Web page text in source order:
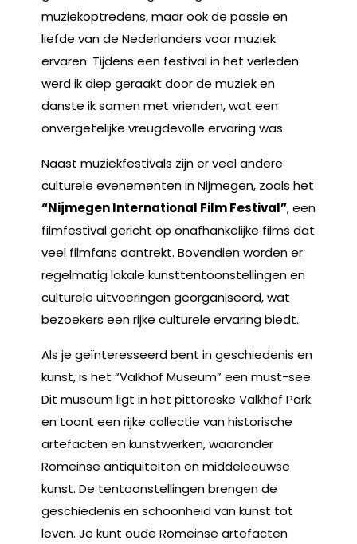
muziekoptredens, maar ook de passie en
liefde van de Nederlanders voor muziek
ervaren. Tijdens een festival in het verleden
werd ik diep geraakt door de muziek en
danste ik samen met vrienden, wat een
onvergetelijke vreugdevolle ervaring was.
Naast muziekfestivals zijn er veel andere
culturele evenementen in Nijmegen, zoals het
“Nijmegen International Film Festival”, een
filmfestival gericht op onafhankelijke films dat
veel filmfans aantrekt. Bovendien worden er
regelmatig lokale kunsttentoonstellingen en
culturele uitvoeringen georganiseerd, wat
bezoekers een rijke culturele ervaring biedt.
Als je geïnteresseerd bent in geschiedenis en
kunst, is het “Valkhof Museum” een must-see.
Dit museum ligt in het pittoreske Valkhof Park
en toont een rijke collectie van historische
artefacten en kunstwerken, waaronder
Romeinse antiquiteiten en middeleeuwse
kunst. De tentoonstellingen brengen de
geschiedenis en schoonheid van kunst tot
leven. Je kunt oude Romeinse artefacten